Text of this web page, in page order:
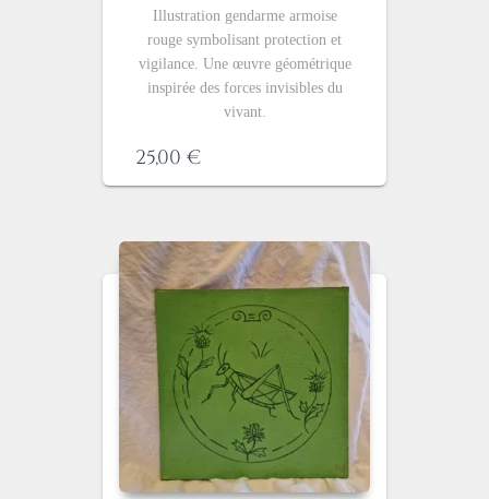
Illustration gendarme armoise
rouge symbolisant protection et
vigilance. Une œuvre géométrique
inspirée des forces invisibles du
vivant.
25,00 €